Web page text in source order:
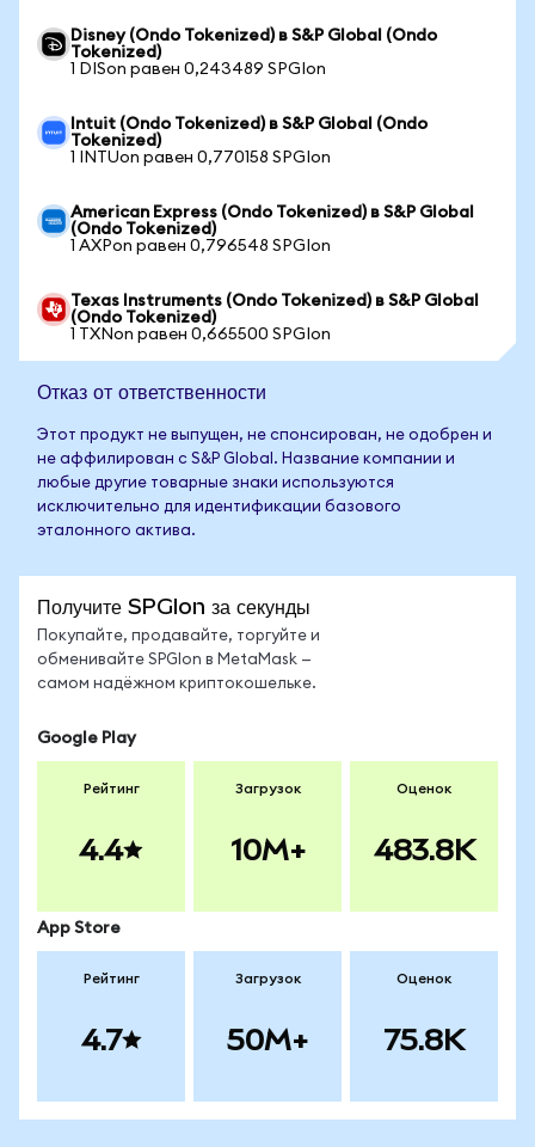
Disney (Ondo Tokenized) в S&P Global (Ondo
Tokenized)
1 DISon равен 0,243489 SPGIon
Intuit (Ondo Tokenized) в S&P Global (Ondo
Tokenized)
1 INTUon равен 0,770158 SPGIon
American Express (Ondo Tokenized) в S&P Global
(Ondo Tokenized)
1 AXPon равен 0,796548 SPGIon
Texas Instruments (Ondo Tokenized) в S&P Global
(Ondo Tokenized)
1 TXNon равен 0,665500 SPGIon
Отказ от ответственности
Этот продукт не выпущен, не спонсирован, не одобрен и
не аффилирован с S&P Global. Название компании и
любые другие товарные знаки используются
исключительно для идентификации базового
эталонного актива.
Получите SPGIon за секунды
Покупайте, продавайте, торгуйте и
обменивайте SPGIon в MetaMask —
самом надёжном криптокошельке.
Google Play
Рейтинг
4.4
Загрузок
10M+
Оценок
483.8K
App Store
Рейтинг
4.7
Загрузок
50M+
Оценок
75.8K